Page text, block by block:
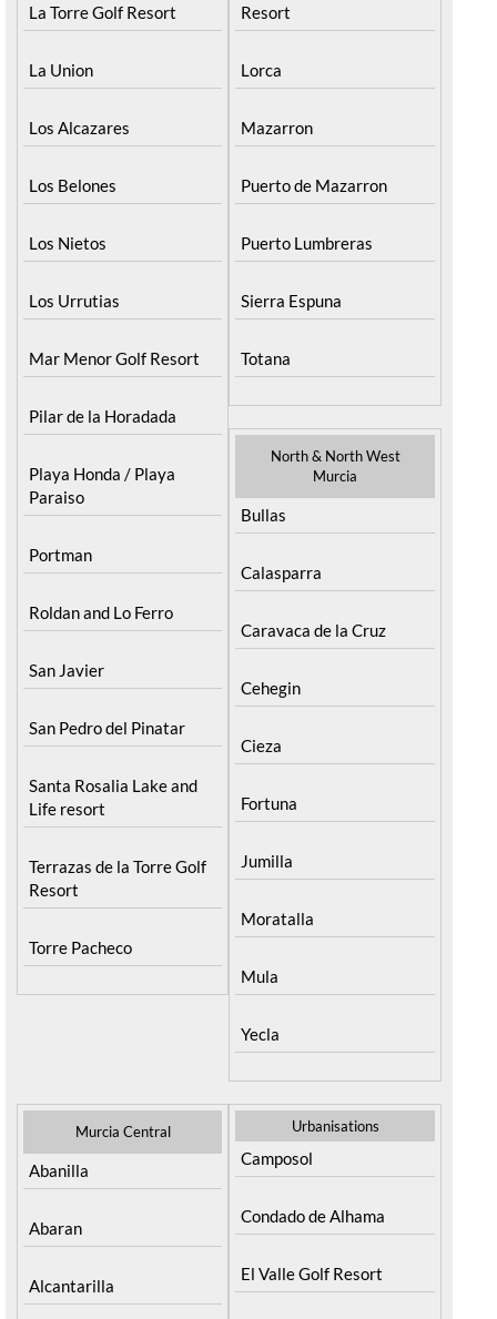
La Torre Golf Resort
La Union
Los Alcazares
Los Belones
Los Nietos
Los Urrutias
Mar Menor Golf Resort
Pilar de la Horadada
Playa Honda / Playa
Paraiso
Portman
Roldan and Lo Ferro
San Javier
San Pedro del Pinatar
Santa Rosalia Lake and
Life resort
Terrazas de la Torre Golf
Resort
Torre Pacheco
Resort
Lorca
Mazarron
Puerto de Mazarron
Puerto Lumbreras
Sierra Espuna
Totana
North & North West
Murcia
Bullas
Calasparra
Caravaca de la Cruz
Cehegin
Cieza
Fortuna
Jumilla
Moratalla
Mula
Yecla
Murcia Central
Abanilla
Abaran
Alcantarilla
Urbanisations
Camposol
Condado de Alhama
El Valle Golf Resort